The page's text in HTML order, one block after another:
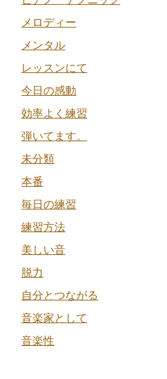
メロディー
メンタル
レッスンにて
今日の感動
効率よく練習
弾いてます。
未分類
本番
毎日の練習
練習方法
美しい音
脱力
自分とつながる
音楽家として
音楽性